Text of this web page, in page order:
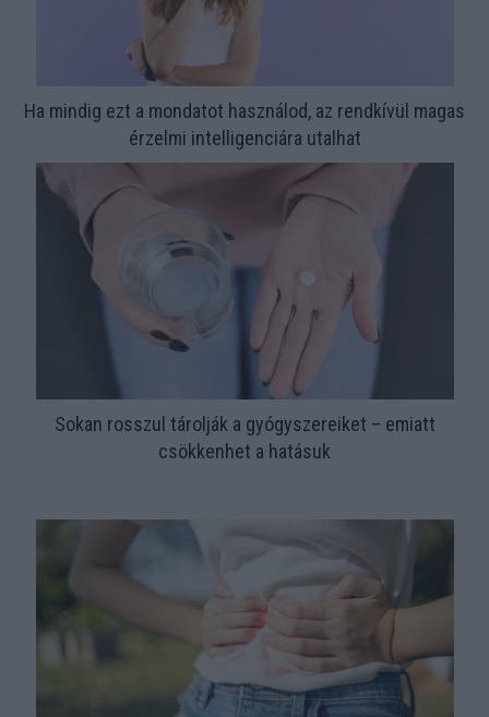
Ha mindig ezt a mondatot használod, az rendkívül magas
érzelmi intelligenciára utalhat
Sokan rosszul tárolják a gyógyszereiket – emiatt
csökkenhet a hatásuk